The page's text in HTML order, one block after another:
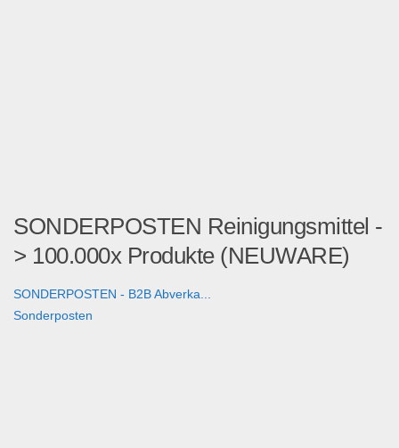
SONDERPOSTEN Reinigungsmittel -
> 100.000x Produkte (NEUWARE)
SONDERPOSTEN - B2B Abverka...
Sonderposten